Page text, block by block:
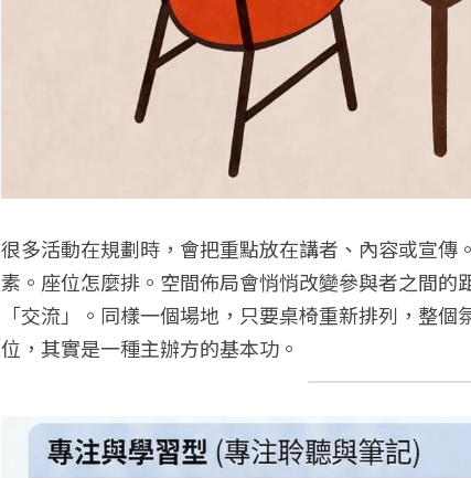
很多活動在規劃時，會把重點放在講者、內容或宣
素。座位怎麼排。空間佈局會悄悄改變參與者之間
「交流」。同樣一個場地，只要桌椅重新排列，整
位，其實是一種主辦方的基本功。